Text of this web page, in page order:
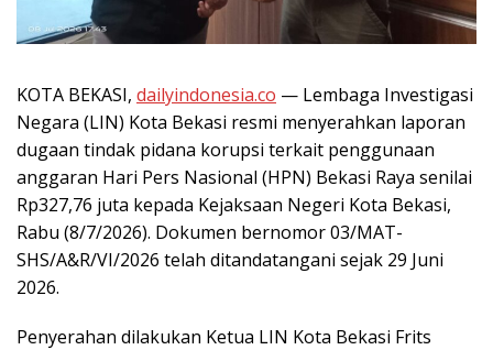
KOTA BEKASI, dailyindonesia.co — Lembaga Investigasi
Negara (LIN) Kota Bekasi resmi menyerahkan laporan
dugaan tindak pidana korupsi terkait penggunaan
anggaran Hari Pers Nasional (HPN) Bekasi Raya senilai
Rp327,76 juta kepada Kejaksaan Negeri Kota Bekasi,
Rabu (8/7/2026). Dokumen bernomor 03/MAT-
SHS/A&R/VI/2026 telah ditandatangani sejak 29 Juni
2026.
Penyerahan dilakukan Ketua LIN Kota Bekasi Frits